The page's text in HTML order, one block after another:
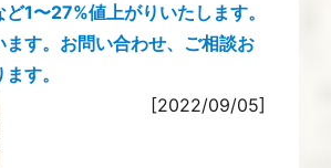
1〜27%値上がりいたします。
ます。お問い合わせ、ご相談お
す。
[2022/09/05]